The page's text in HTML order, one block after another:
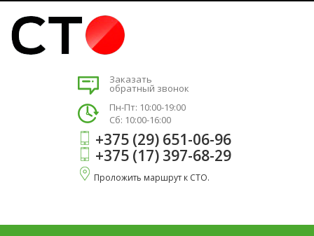
Заказать
обратный звонок
Пн-Пт: 10:00-19:00
Сб: 10:00-16:00
+375 (29) 651-06-96
+375 (17) 397-68-29
Проложить маршрут к СТО.